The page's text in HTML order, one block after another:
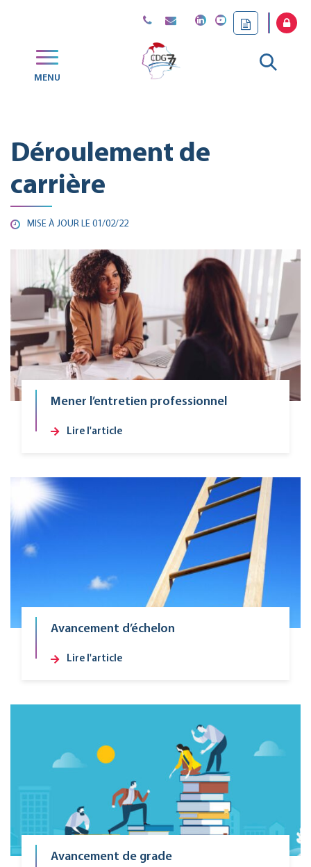
MENU
Aller
Déroulement de
carrière
MISE À JOUR LE 01/02/22
Mener l’entretien professionnel
Lire l'article
Avancement d’échelon
Lire l'article
Avancement de grade